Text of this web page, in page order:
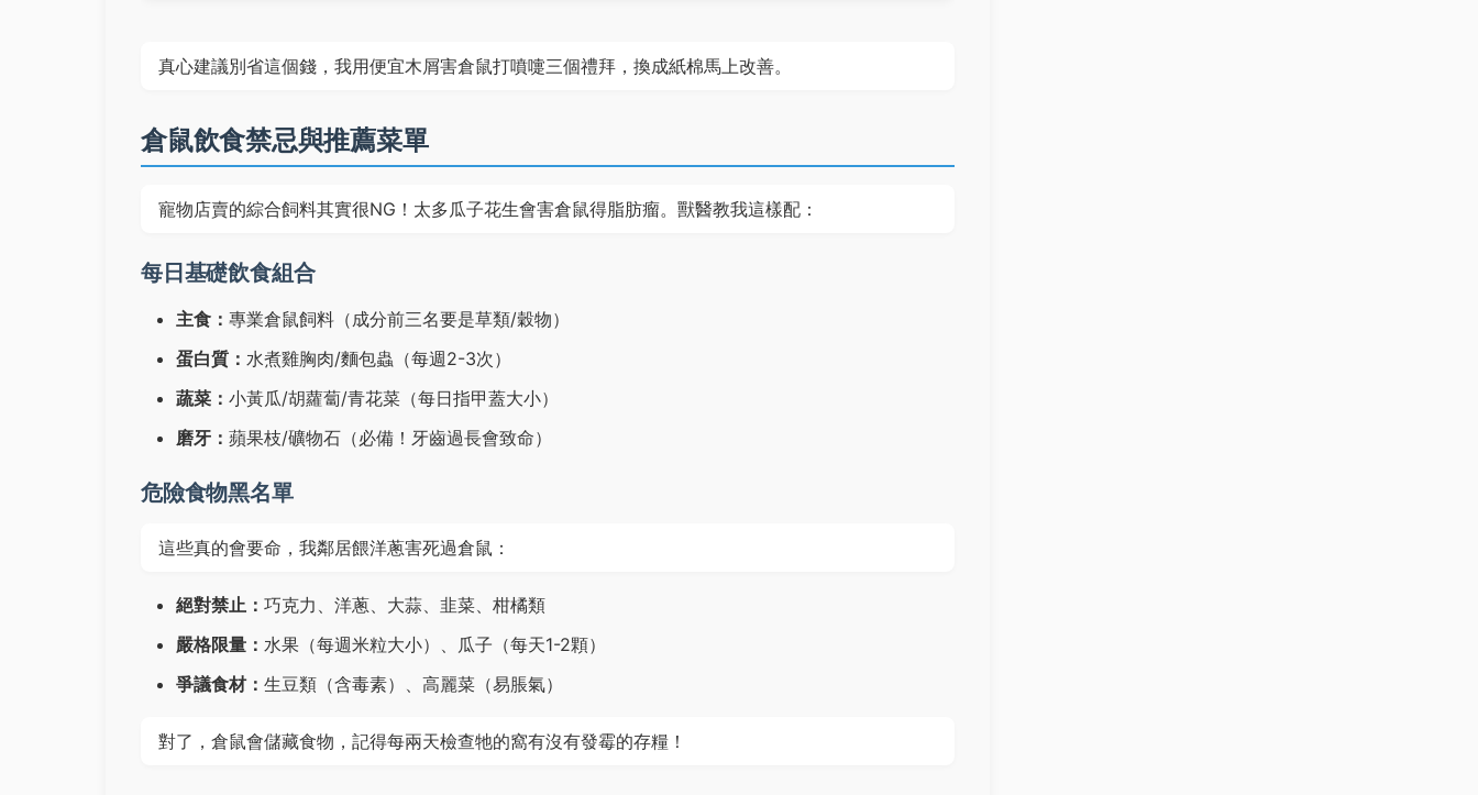
真心建議別省這個錢，我用便宜木屑害倉鼠打噴嚏三個禮拜，換成紙棉馬上改善。
倉鼠飲食禁忌與推薦菜單
寵物店賣的綜合飼料其實很NG！太多瓜子花生會害倉鼠得脂肪瘤。獸醫教我這樣配：
每日基礎飲食組合
主食： 專業倉鼠飼料（成分前三名要是草類/穀物）
蛋白質： 水煮雞胸肉/麵包蟲（每週2-3次）
蔬菜： 小黃瓜/胡蘿蔔/青花菜（每日指甲蓋大小）
磨牙： 蘋果枝/礦物石（必備！牙齒過長會致命）
危險食物黑名單
這些真的會要命，我鄰居餵洋蔥害死過倉鼠：
絕對禁止： 巧克力、洋蔥、大蒜、韭菜、柑橘類
嚴格限量： 水果（每週米粒大小）、瓜子（每天1-2顆）
爭議食材： 生豆類（含毒素）、高麗菜（易脹氣）
對了，倉鼠會儲藏食物，記得每兩天檢查牠的窩有沒有發霉的存糧！